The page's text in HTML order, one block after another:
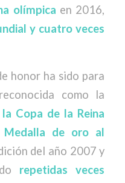
olímpica en 2016,
y cuatro veces
honor ha sido para
como la
Copa de la Reina
Medalla de oro al
del año 2007 y
repetidas veces